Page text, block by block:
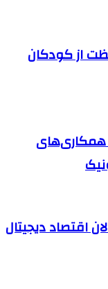
از کودکان
همکاری‌های
اقتصاد دیجیتال